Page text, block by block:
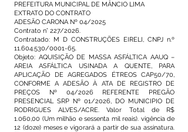
PREFEITURA MUNICIPAL DE MÂNCIO LIMA
EXTRATO DO CONTRATO
ADESÃO CARONA Nº 04/2025
Contrato n° 227/2026.
Contratado: M D CONSTRUÇÕES EIRELI, CNPJ n.º
11.604.530/0001-65.
Objeto: AQUISIÇÃO DE MASSA ASFÁLTICA AAUQ –
AREIA ASFÁLTICA USINADA A QUENTE, PARA
APLICAÇÃO DE AGREGADOS ÉTREOS CAP50/70,
CONFORME A ADESÃO À ATA DE REGISTRO DE
PREÇOS Nº 04/2026 REFERENTE PREGÃO
PRESENCIAL SRP Nº 01/2026, DO MUNICIPIO DE
RODRIGUES ALVES/ACRE. Valor Total de R$
1.060,00 (Um milhão e sessenta mil reais). vigência de
12 (doze) meses e vigorará a partir de sua assinatura.